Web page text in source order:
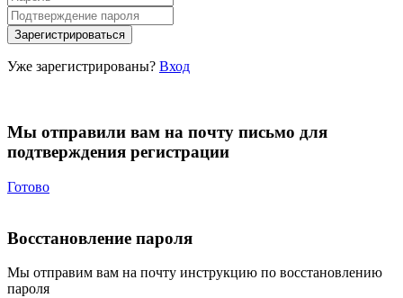
Уже зарегистрированы? Вход
Мы отправили вам на почту письмо для
подтверждения регистрации
Готово
Восстановление пароля
Мы отправим вам на почту инструкцию по восстановлению
пароля